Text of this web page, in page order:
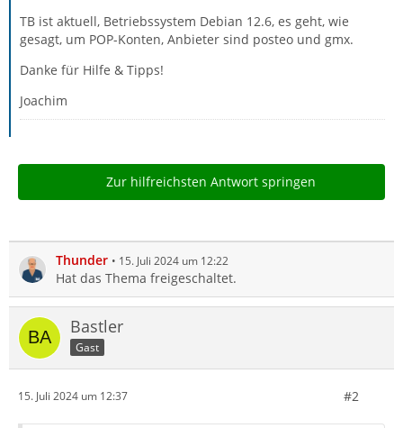
TB ist aktuell, Betriebssystem Debian 12.6, es geht, wie
gesagt, um POP-Konten, Anbieter sind posteo und gmx.
Danke für Hilfe & Tipps!
Joachim
Zur hilfreichsten Antwort springen
Thunder 15. Juli 2024 um 12:22
Hat das Thema freigeschaltet.
Bastler
Gast
15. Juli 2024 um 12:37 #2